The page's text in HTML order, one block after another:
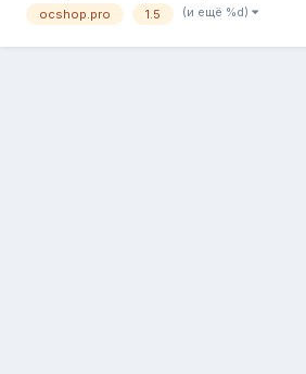
тыцнете в сравнительную таблицу этих
ocshop.pro 1.5 (и ещё %d)